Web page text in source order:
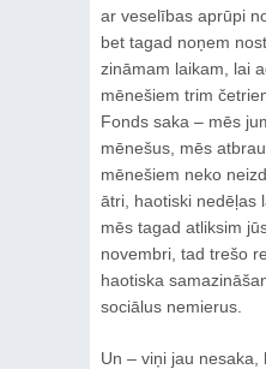
ar veselības aprūpi
bet tagad noņem
zināmam laikam, lai
mēnešiem trim
Fonds saka – mēs
mēnešus, mēs
mēnešiem neko
ātri, haotiski nedēļas
mēs tagad atliksim
novembri, tad trešo
haotiska
sociālus nemierus.
Un – viņi jau nesaka,